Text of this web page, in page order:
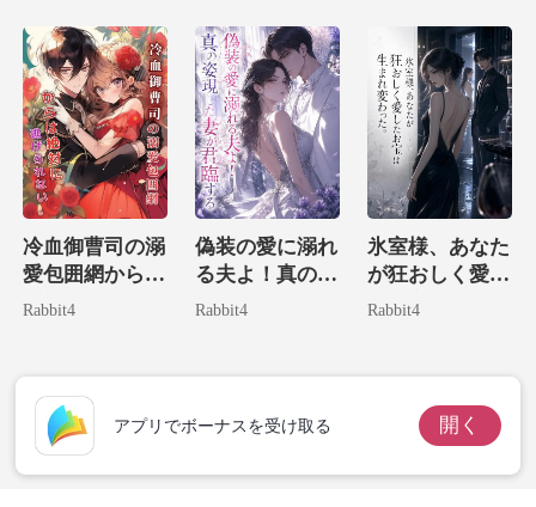
冷血御曹司の溺
愛包囲網からは
絶対に逃げられ
Rabbit4
偽装の愛に溺れ
る夫よ！真の姿
現した妻が君臨
Rabbit4
氷室様、あなた
が狂おしく愛し
たお宝は生まれ
Rabbit4
アプリでボーナスを受け取る 開く